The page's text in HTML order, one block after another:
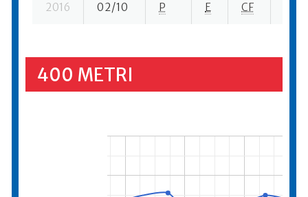
2016 02/10 P E CF
400 METRI